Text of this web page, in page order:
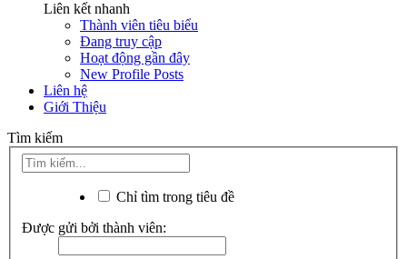
Liên kết nhanh
Thành viên tiêu biểu
Đang truy cập
Hoạt động gần đây
New Profile Posts
Liên hệ
Giới Thiệu
Tìm kiếm
Chỉ tìm trong tiêu đề
Được gửi bởi thành viên: